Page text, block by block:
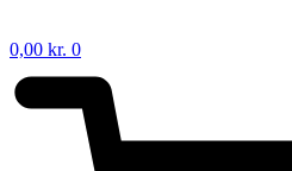
0,00 kr. 0